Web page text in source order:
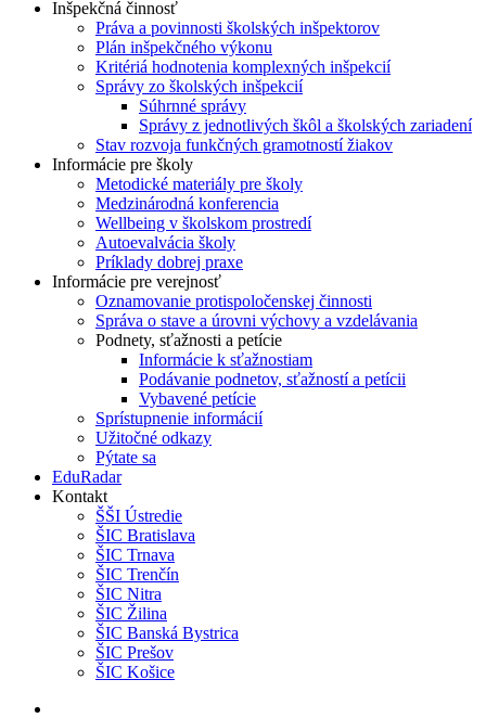
Inšpekčná činnosť
Práva a povinnosti školských inšpektorov
Plán inšpekčného výkonu
Kritériá hodnotenia komplexných inšpekcií
Správy zo školských inšpekcií
Súhrnné správy
Správy z jednotlivých škôl a školských zariadení
Stav rozvoja funkčných gramotností žiakov
Informácie pre školy
Metodické materiály pre školy
Medzinárodná konferencia
Wellbeing v školskom prostredí
Autoevalvácia školy
Príklady dobrej praxe
Informácie pre verejnosť
Oznamovanie protispoločenskej činnosti
Správa o stave a úrovni výchovy a vzdelávania
Podnety, sťažnosti a petície
Informácie k sťažnostiam
Podávanie podnetov, sťažností a petícii
Vybavené petície
Sprístupnenie informácií
Užitočné odkazy
Pýtate sa
EduRadar
Kontakt
ŠŠI Ústredie
ŠIC Bratislava
ŠIC Trnava
ŠIC Trenčín
ŠIC Nitra
ŠIC Žilina
ŠIC Banská Bystrica
ŠIC Prešov
ŠIC Košice